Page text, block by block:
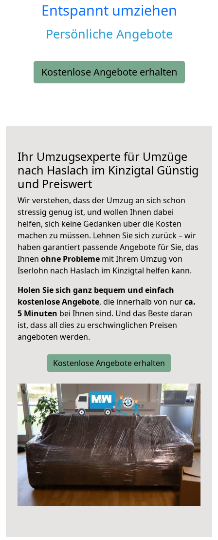
Entspannt umziehen
Persönliche Angebote
Kostenlose Angebote erhalten
Ihr Umzugsexperte für Umzüge
nach Haslach im Kinzigtal Günstig
und Preiswert
Wir verstehen, dass der Umzug an sich schon
stressig genug ist, und wollen Ihnen dabei
helfen, sich keine Gedanken über die Kosten
machen zu müssen. Lehnen Sie sich zurück – wir
haben garantiert passende Angebote für Sie, das
Ihnen ohne Probleme mit Ihrem Umzug von
Iserlohn nach Haslach im Kinzigtal helfen kann.
Holen Sie sich ganz bequem und einfach
kostenlose Angebote, die innerhalb von nurca.
5 Minuten bei Ihnen sind. Und das Beste daran
ist, dass all dies zu erschwinglichen Preisen
angeboten werden.
Kostenlose Angebote erhalten